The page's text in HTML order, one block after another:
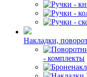
Накладки,
- комплекты